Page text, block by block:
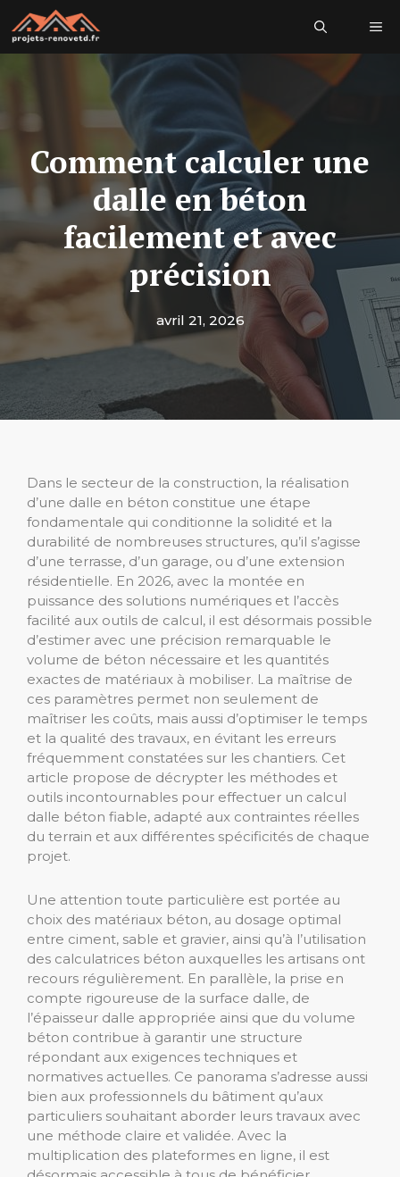
Aller
au
contenu
Comment calculer une
dalle en béton
facilement et avec
précision
avril 21, 2026
Dans le secteur de la construction, la réalisation
d’une dalle en béton constitue une étape
fondamentale qui conditionne la solidité et la
durabilité de nombreuses structures, qu’il s’agisse
d’une terrasse, d’un garage, ou d’une extension
résidentielle. En 2026, avec la montée en
puissance des solutions numériques et l’accès
facilité aux outils de calcul, il est désormais possible
d’estimer avec une précision remarquable le
volume de béton nécessaire et les quantités
exactes de matériaux à mobiliser. La maîtrise de
ces paramètres permet non seulement de
maîtriser les coûts, mais aussi d’optimiser le temps
et la qualité des travaux, en évitant les erreurs
fréquemment constatées sur les chantiers. Cet
article propose de décrypter les méthodes et
outils incontournables pour effectuer un calcul
dalle béton fiable, adapté aux contraintes réelles
du terrain et aux différentes spécificités de chaque
projet.
Une attention toute particulière est portée au
choix des matériaux béton, au dosage optimal
entre ciment, sable et gravier, ainsi qu’à l’utilisation
des calculatrices béton auxquelles les artisans ont
recours régulièrement. En parallèle, la prise en
compte rigoureuse de la surface dalle, de
l’épaisseur dalle appropriée ainsi que du volume
béton contribue à garantir une structure
répondant aux exigences techniques et
normatives actuelles. Ce panorama s’adresse aussi
bien aux professionnels du bâtiment qu’aux
particuliers souhaitant aborder leurs travaux avec
une méthode claire et validée. Avec la
multiplication des plateformes en ligne, il est